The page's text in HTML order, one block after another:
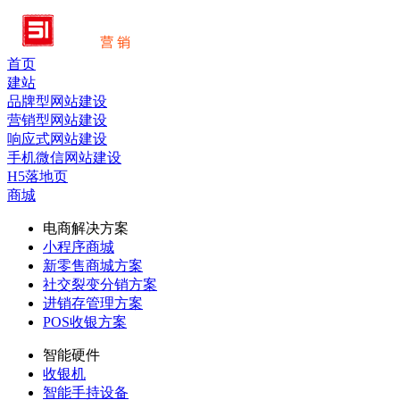
首页
建站
品牌型网站建设
营销型网站建设
响应式网站建设
手机微信网站建设
H5落地页
商城
电商解决方案
小程序商城
新零售商城方案
社交裂变分销方案
进销存管理方案
POS收银方案
智能硬件
收银机
智能手持设备